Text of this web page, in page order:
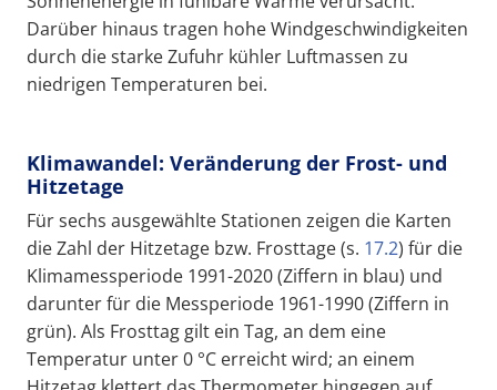
Darüber hinaus tragen hohe Windgeschwindigkeiten
durch die starke Zufuhr kühler Luftmassen zu
niedrigen Temperaturen bei.
Klimawandel: Veränderung der Frost- und
Hitzetage
Für sechs ausgewählte Stationen zeigen die Karten
die Zahl der Hitzetage bzw. Frosttage (s. 17.2) für die
Klimamessperiode 1991-2020 (Ziffern in blau) und
darunter für die Messperiode 1961-1990 (Ziffern in
grün). Als Frosttag gilt ein Tag, an dem eine
Temperatur unter 0 °C erreicht wird; an einem